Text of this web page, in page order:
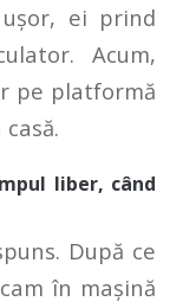
ei prind
Acum,
pe platformă
liber, când
După ce
în mașină